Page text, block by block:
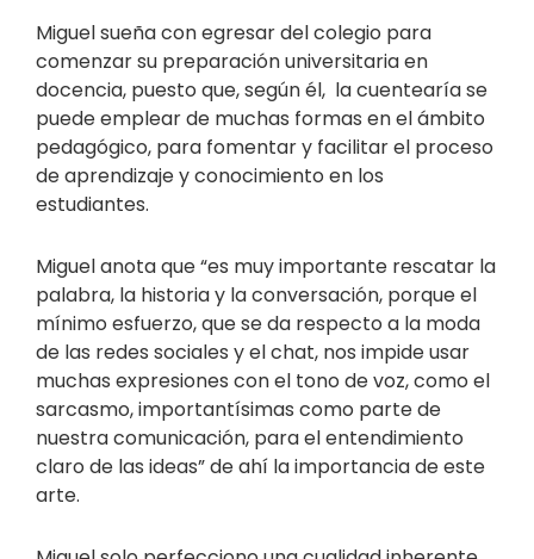
Miguel sueña con egresar del colegio para
comenzar su preparación universitaria en
docencia, puesto que, según él, la cuentearía se
puede emplear de muchas formas en el ámbito
pedagógico, para fomentar y facilitar el proceso
de aprendizaje y conocimiento en los
estudiantes.
Miguel anota que “es muy importante rescatar la
palabra, la historia y la conversación, porque el
mínimo esfuerzo, que se da respecto a la moda
de las redes sociales y el chat, nos impide usar
muchas expresiones con el tono de voz, como el
sarcasmo, importantísimas como parte de
nuestra comunicación, para el entendimiento
claro de las ideas” de ahí la importancia de este
arte.